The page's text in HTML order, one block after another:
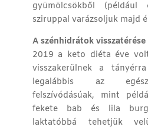
gyümölcsökből (például
sziruppal varázsoljuk majd
A szénhidrátok visszatérése
2019 a keto diéta éve
visszakerülnek a
legalábbis az
felszívódásúak, mint
fekete bab és lila
laktatóbbá tehetjük